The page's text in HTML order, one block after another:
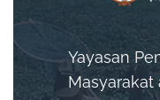
Yayasan
Masyarakat